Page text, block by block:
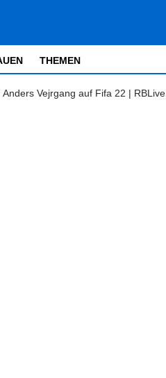
THEMEN
Vejrgang auf Fifa 22 | RBLive